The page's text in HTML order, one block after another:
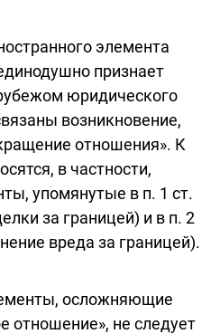
элемента
признает
юридического
возникновение,
отношения». К
в частности,
упомянутые в п. 1 ст.
за границей) и в п. 2
вреда за границей).
осложняющие
отношение», не следует